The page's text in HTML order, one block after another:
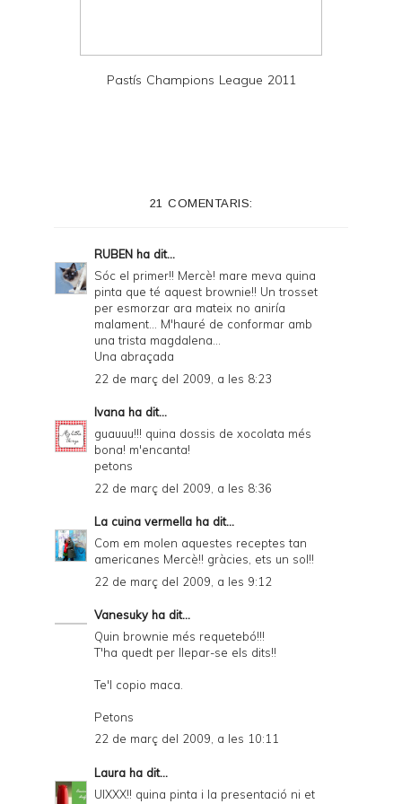
Pastís Champions League 2011
21 COMENTARIS:
RUBEN ha dit...
Sóc el primer!! Mercè! mare meva quina
pinta que té aquest brownie!! Un trosset
per esmorzar ara mateix no aniría
malament... M'hauré de conformar amb
una trista magdalena...
Una abraçada
22 de març del 2009, a les 8:23
Ivana ha dit...
guauuu!!! quina dossis de xocolata més
bona! m'encanta!
petons
22 de març del 2009, a les 8:36
La cuina vermella ha dit...
Com em molen aquestes receptes tan
americanes Mercè!! gràcies, ets un sol!!
22 de març del 2009, a les 9:12
Vanesukyha dit...
Quin brownie més requetebó!!!
T'ha quedt per llepar-se els dits!!
Te'l copio maca.
Petons
22 de març del 2009, a les 10:11
Laura ha dit...
UIXXX!! quina pinta i la presentació ni et